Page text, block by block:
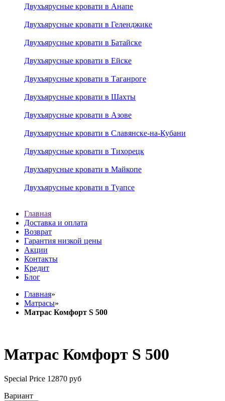
Двухъярусные кровати в Анапе
Двухъярусные кровати в Геленджике
Двухъярусные кровати в Батайске
Двухъярусные кровати в Ейске
Двухъярусные кровати в Таганроге
Двухъярусные кровати в Шахты
Двухъярусные кровати в Азове
Двухъярусные кровати в Славянске-на-Кубани
Двухъярусные кровати в Тихорецк
Двухъярусные кровати в Майкопе
Двухъярусные кровати в Туапсе
Главная
Доставка и оплата
Возврат
Гарантия низкой цены
Акции
Контакты
Кредит
Блог
Главная»
Матрасы»
Матрас Комфорт S 500
Матрас Комфорт S 500
Special Price 12870 руб
Вариант